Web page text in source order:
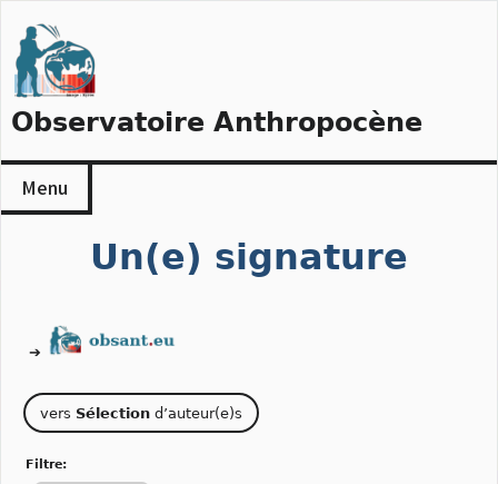
to
content
Observatoire Anthropocène
Menu
Un(e) signature
➔
vers Sélection d’auteur(e)s
filtre: